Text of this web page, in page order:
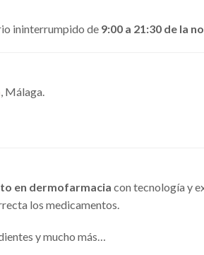
ininterrumpido de 9:00 a 21:30 de la
, Málaga.
en dermofarmacia con tecnología y
los medicamentos.
y mucho más…